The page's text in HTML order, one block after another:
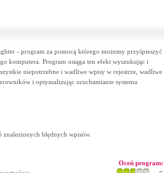
- program za pomocą którego możemy przyśpieszyć
komputera. Program osiąga ten efekt wyszukując i
niepotrzebne i wadliwe wpisy w rejestrze, wadliwe
i optymalizując uruchamianie systemu
błędnych wpisów.
Oceń program: